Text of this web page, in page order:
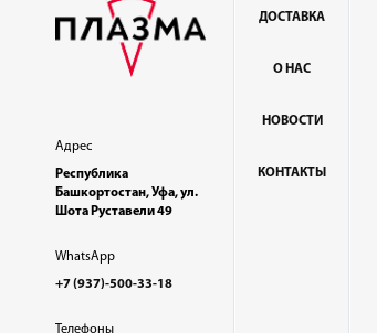
Адрес
Республика
Башкортостан, Уфа, ул.
Шота Руставели 49
WhatsApp
+7 (937)-500-33-18
Телефоны
ДОСТАВКА
О НАС
НОВОСТИ
КОНТАКТЫ